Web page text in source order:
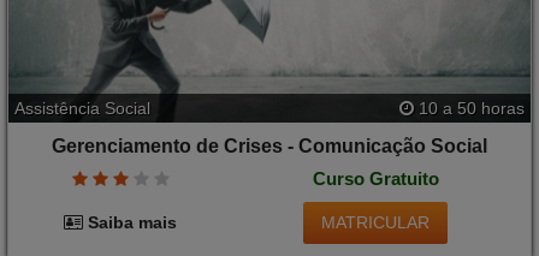
Assistência Social 10 a 50 horas
Gerenciamento de Crises - Comunicação Social
Curso Gratuito
Saiba mais MATRICULAR